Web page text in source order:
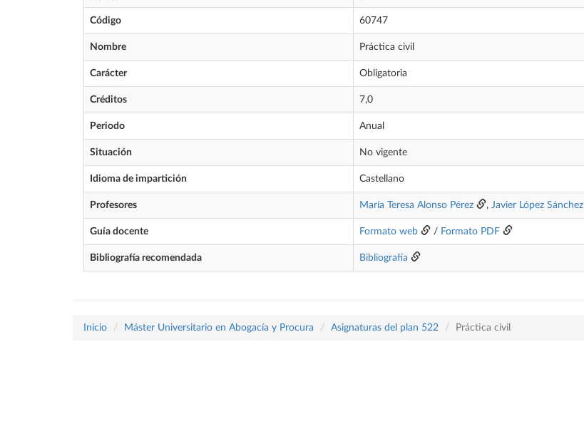
Código 60747
Nombre Práctica civil
Carácter Obligatoria
Créditos 7,0
Periodo Anual
Situación No vigente
Idioma de impartición Castellano
Profesores María Teresa Alonso Pérez , Javier López Sánchez
Guía docente Formato web / Formato PDF
Bibliografía recomendada Bibliografía
Inicio Máster Universitario en Abogacía y Procura Asignaturas del plan 522 Práctica civil